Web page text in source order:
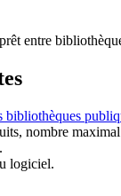
entre
bibliothèques
nombre
logiciel.